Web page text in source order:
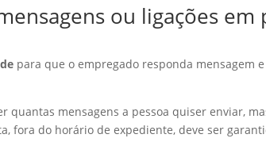
ou ligações
para que o empregado responda mensagem
quantas mensagens a pessoa quiser enviar,
fora do horário de expediente, deve ser